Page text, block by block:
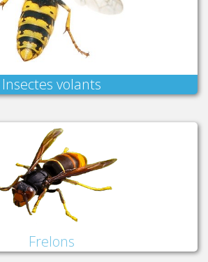
Insectes volants
Frelons